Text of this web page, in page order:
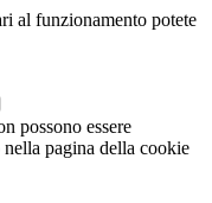
al funzionamento potete
possono essere
pagina della cookie